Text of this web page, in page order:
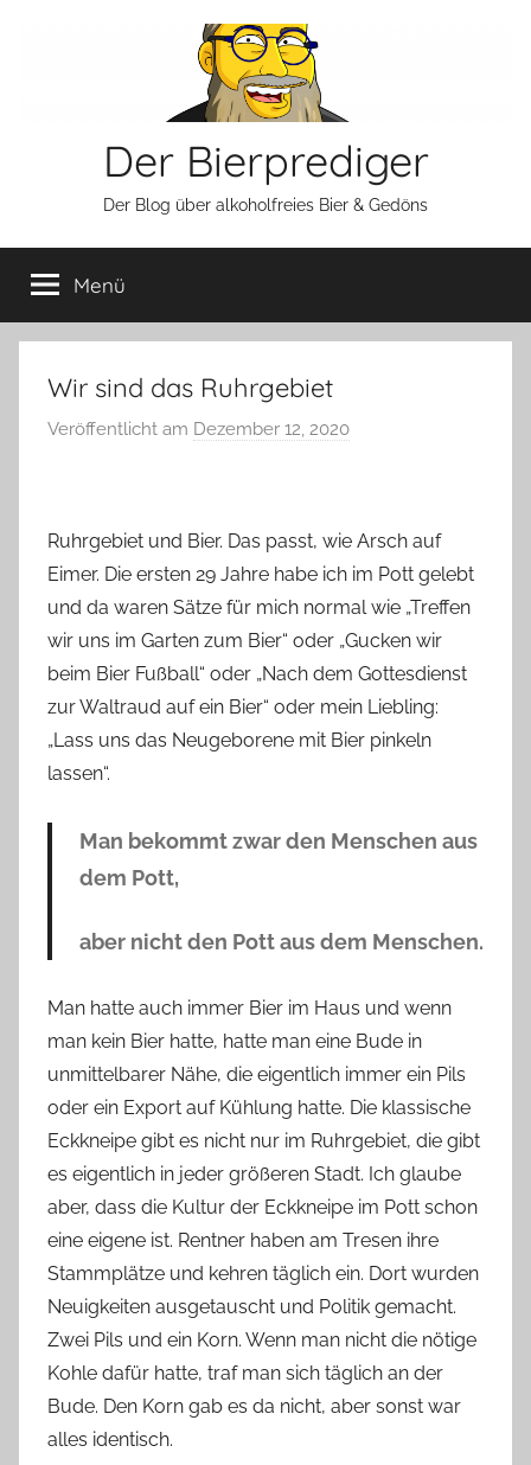
Der Bierprediger
Der Blog über alkoholfreies Bier & Gedöns
Menü
Wir sind das Ruhrgebiet
Veröffentlicht am Dezember 12, 2020
i
e
r
p
r
e
d
Ruhrgebiet und Bier. Das passt, wie Arsch auf
Eimer. Die ersten 29 Jahre habe ich im Pott gelebt
und da waren Sätze für mich normal wie „Treffen
wir uns im Garten zum Bier“ oder „Gucken wir
beim Bier Fußball“ oder „Nach dem Gottesdienst
zur Waltraud auf ein Bier“ oder mein Liebling:
„Lass uns das Neugeborene mit Bier pinkeln
lassen“.
Man bekommt zwar den Menschen aus
dem Pott,
aber nicht den Pott aus dem Menschen.
Man hatte auch immer Bier im Haus und wenn
man kein Bier hatte, hatte man eine Bude in
unmittelbarer Nähe, die eigentlich immer ein Pils
oder ein Export auf Kühlung hatte. Die klassische
Eckkneipe gibt es nicht nur im Ruhrgebiet, die gibt
es eigentlich in jeder größeren Stadt. Ich glaube
aber, dass die Kultur der Eckkneipe im Pott schon
eine eigene ist. Rentner haben am Tresen ihre
Stammplätze und kehren täglich ein. Dort wurden
Neuigkeiten ausgetauscht und Politik gemacht.
Zwei Pils und ein Korn. Wenn man nicht die nötige
Kohle dafür hatte, traf man sich täglich an der
Bude. Den Korn gab es da nicht, aber sonst war
alles identisch.